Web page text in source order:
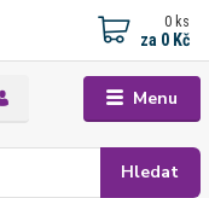
Menu
Hledat
0 ks
za 0 Kč